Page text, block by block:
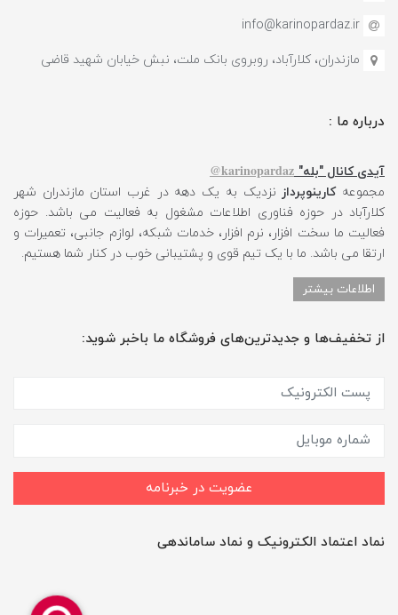
info@karinopardaz.ir
مازندران، کلارآباد، روبروی بانک ملت، نبش خیابان شهید قاضی
درباره ما :
آیدی کانال "بله" karinopardaz@
مجموعهکارینوپرداز نزدیک به یک دهه در غرب استان مازندران شهر
کلارآباد در حوزه فناوری اطلاعات مشغول به فعالیت می باشد. حوزه
فعالیت ما سخت افزار، نرم افزار، خدمات شبکه، لوازم جانبی، تعمیرات و
ارتقا می باشد. ما با یک تیم قوی و پشتیبانی خوب در کنار شما هستیم.
اطلاعات بیشتر
از تخفیف‌ها و جدیدترین‌های فروشگاه ما باخبر شوید:
عضویت در خبرنامه
نماد اعتماد الکترونیک و نماد ساماندهی